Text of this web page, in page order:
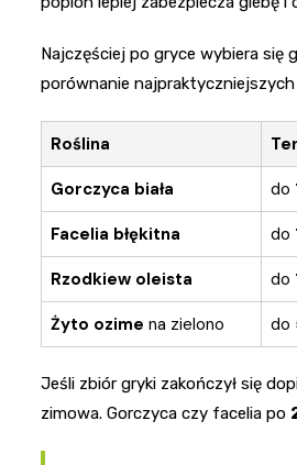
Najczęściej po gryce wybiera
porównanie
Roślina
Gorczyca biała do
Facelia błękitna do
Rzodkiew oleista do
Żyto ozime na zielono do
Jeśli zbiór gryki zakończył się
zimowa. Gorczyca czy facelia po